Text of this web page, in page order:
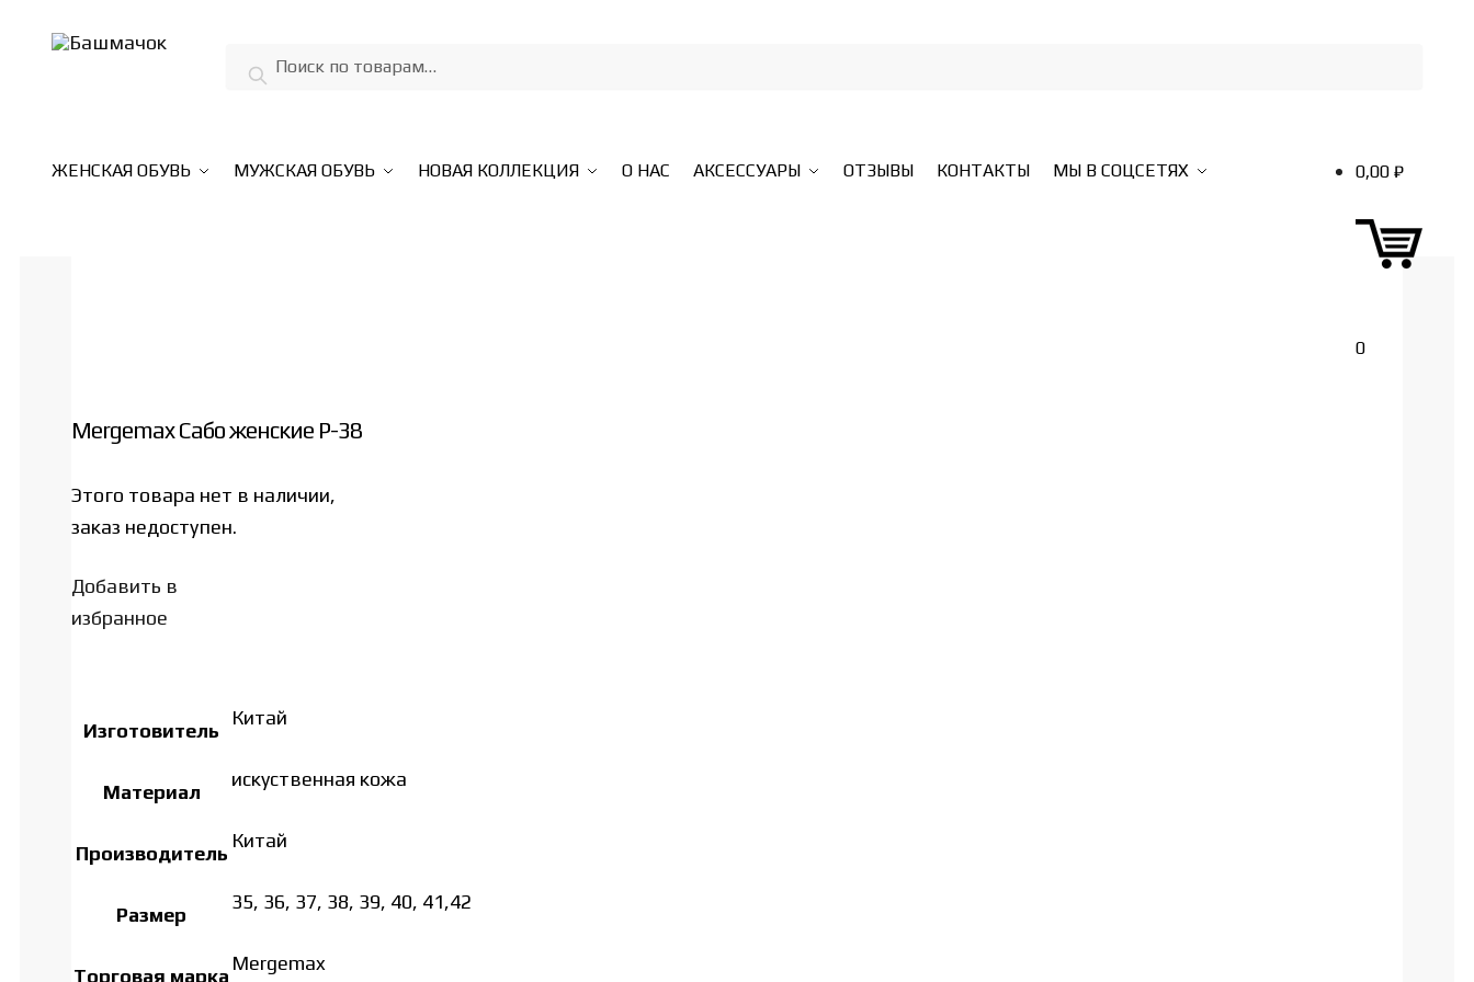
Искать:
Поиск
ЖЕНСКАЯ ОБУВЬ МУЖСКАЯ ОБУВЬ НОВАЯ КОЛЛЕКЦИЯ О НАС АКСЕССУАРЫ ОТЗЫВЫ КОНТАКТЫ МЫ В СОЦСЕТЯХ 0,00 ₽
0
Mergemax Сабо женские P-38
Этого товара нет в наличии,
заказ недоступен.
Добавить в
избранное
Изготовитель
Китай
Материал
искуственная кожа
Производитель
Китай
Размер
35, 36, 37, 38, 39, 40, 41,42
Торговая марка
Mergemax